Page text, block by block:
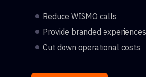
Reduce WISMO calls
Provide branded experiences
Cut down operational costs